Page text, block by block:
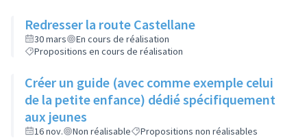
Redresser la route Castellane
30 mars
En cours de réalisation
Propositions en cours de réalisation
Créer un guide (avec comme exemple celui
de la petite enfance) dédié spécifiquement
aux jeunes
16 nov. Non réalisable Propositions non réalisables